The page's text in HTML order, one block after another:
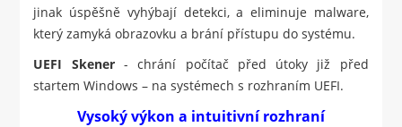
jinak úspěšně vyhýbají detekci, a eliminuje malware,
který zamyká obrazovku a brání přístupu do systému.
UEFI Skener- chrání počítač před útoky již před
startem Windows – na systémech s rozhraním UEFI.
Vysoký výkon a intuitivní rozhraní